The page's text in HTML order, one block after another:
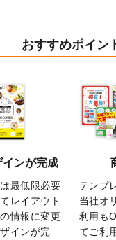
業効率を上げる便利な
開いたしました。
暑中見舞いのデザイン
しました。
【新商品】マグネット
きるようになりました
の全4ステップを解説
た。
コラム「 画像の配置・
グ」「テンプレート間
方法」を公開いたしま
おすすめポイン
ンが完成
最低限必要
レイアウト
情報に変更
インが完
テンプ
当社オ
利用も
てご利